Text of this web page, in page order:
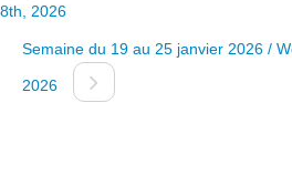
8th, 2026
Semaine du 19 au 25 janvier 2026 /
2026